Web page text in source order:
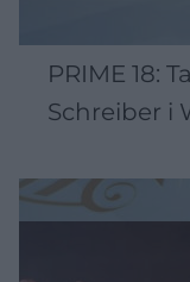
PRIME 18:
Schreiber i